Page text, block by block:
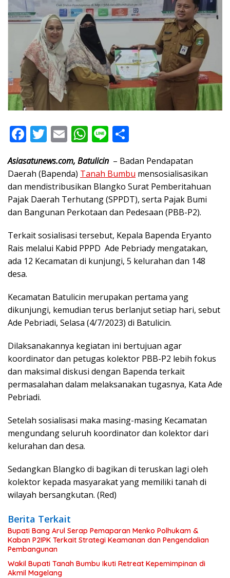
F
ac
e
b
o
o
k
T
w
itt
er
E
m
ai
l
W
h
at
s
A
p
p
Li
n
e ar
e
Asiasatunews.com, Batulicin – Badan Pendapatan
Daerah (Bapenda) Tanah Bumbu mensosialisasikan
dan mendistribusikan Blangko Surat Pemberitahuan
Pajak Daerah Terhutang (SPPDT), serta Pajak Bumi
dan Bangunan Perkotaan dan Pedesaan (PBB-P2).
Terkait sosialisasi tersebut, Kepala Bapenda Eryanto
Rais melalui Kabid PPPD Ade Pebriady mengatakan,
ada 12 Kecamatan di kunjungi, 5 kelurahan dan 148
desa.
Kecamatan Batulicin merupakan pertama yang
dikunjungi, kemudian terus berlanjut setiap hari, sebut
Ade Pebriadi, Selasa (4/7/2023) di Batulicin.
Dilaksanakannya kegiatan ini bertujuan agar
koordinator dan petugas kolektor PBB-P2 lebih fokus
dan maksimal diskusi dengan Bapenda terkait
permasalahan dalam melaksanakan tugasnya, Kata Ade
Pebriadi.
Setelah sosialisasi maka masing-masing Kecamatan
mengundang seluruh koordinator dan kolektor dari
kelurahan dan desa.
Sedangkan Blangko di bagikan di teruskan lagi oleh
kolektor kepada masyarakat yang memiliki tanah di
wilayah bersangkutan. (Red)
Berita Terkait
Bupati Bang Arul Serap Pemaparan Menko Polhukam &
Kaban P2IPK Terkait Strategi Keamanan dan Pengendalian
Pembangunan
Wakil Bupati Tanah Bumbu Ikuti Retreat Kepemimpinan di
Akmil Magelang